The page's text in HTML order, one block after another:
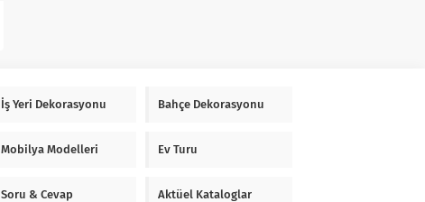
İş Yeri Dekorasyonu Bahçe Dekorasyonu
Mobilya Modelleri Ev Turu
Soru & Cevap Aktüel Kataloglar